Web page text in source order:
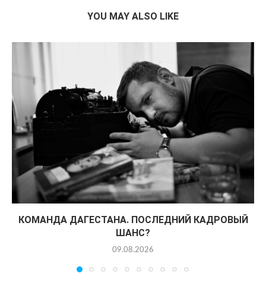
YOU MAY ALSO LIKE
КОМАНДА ДАГЕСТАНА. ПОСЛЕДНИЙ КАДРОВЫЙ
ШАНС?
09.08.2026